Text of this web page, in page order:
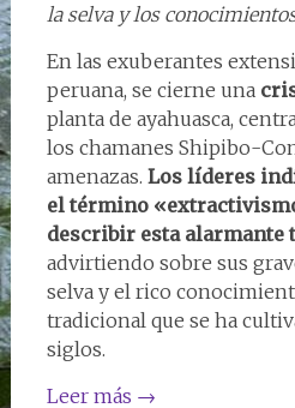
la selva y los
En las exuberantes
peruana, se cierne una
planta de ayahuasca,
los chamanes Shipibo-
amenazas. Los líderes
el término
describir esta alarmante
advirtiendo sobre sus
selva y el rico
tradicional que se ha
siglos.
Leer más →